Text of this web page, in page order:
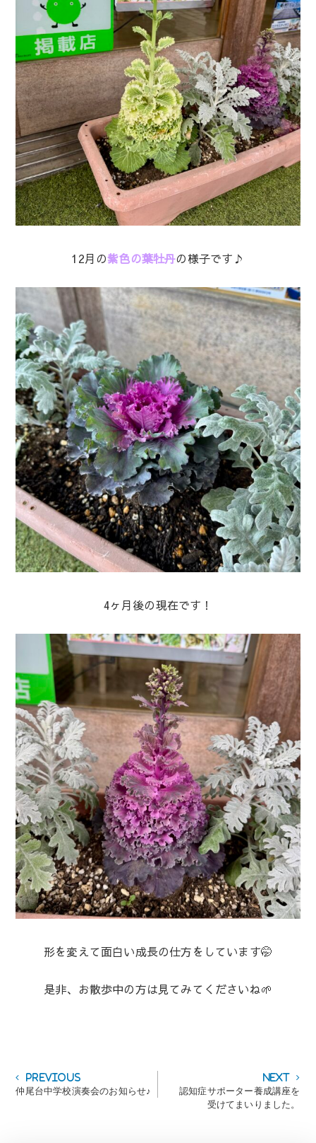
12月の紫色の葉牡丹の様子です♪
4ヶ月後の現在です！
形を変えて面白い成長の仕方をしています🤭
是非、お散歩中の方は見てみてくださいね🌱
投
稿
PreviousPrevious
post:
仲尾台中学校演奏会のお知らせ♪
Next
post:
認知症サポーター養成講座を
受けてまいりました。